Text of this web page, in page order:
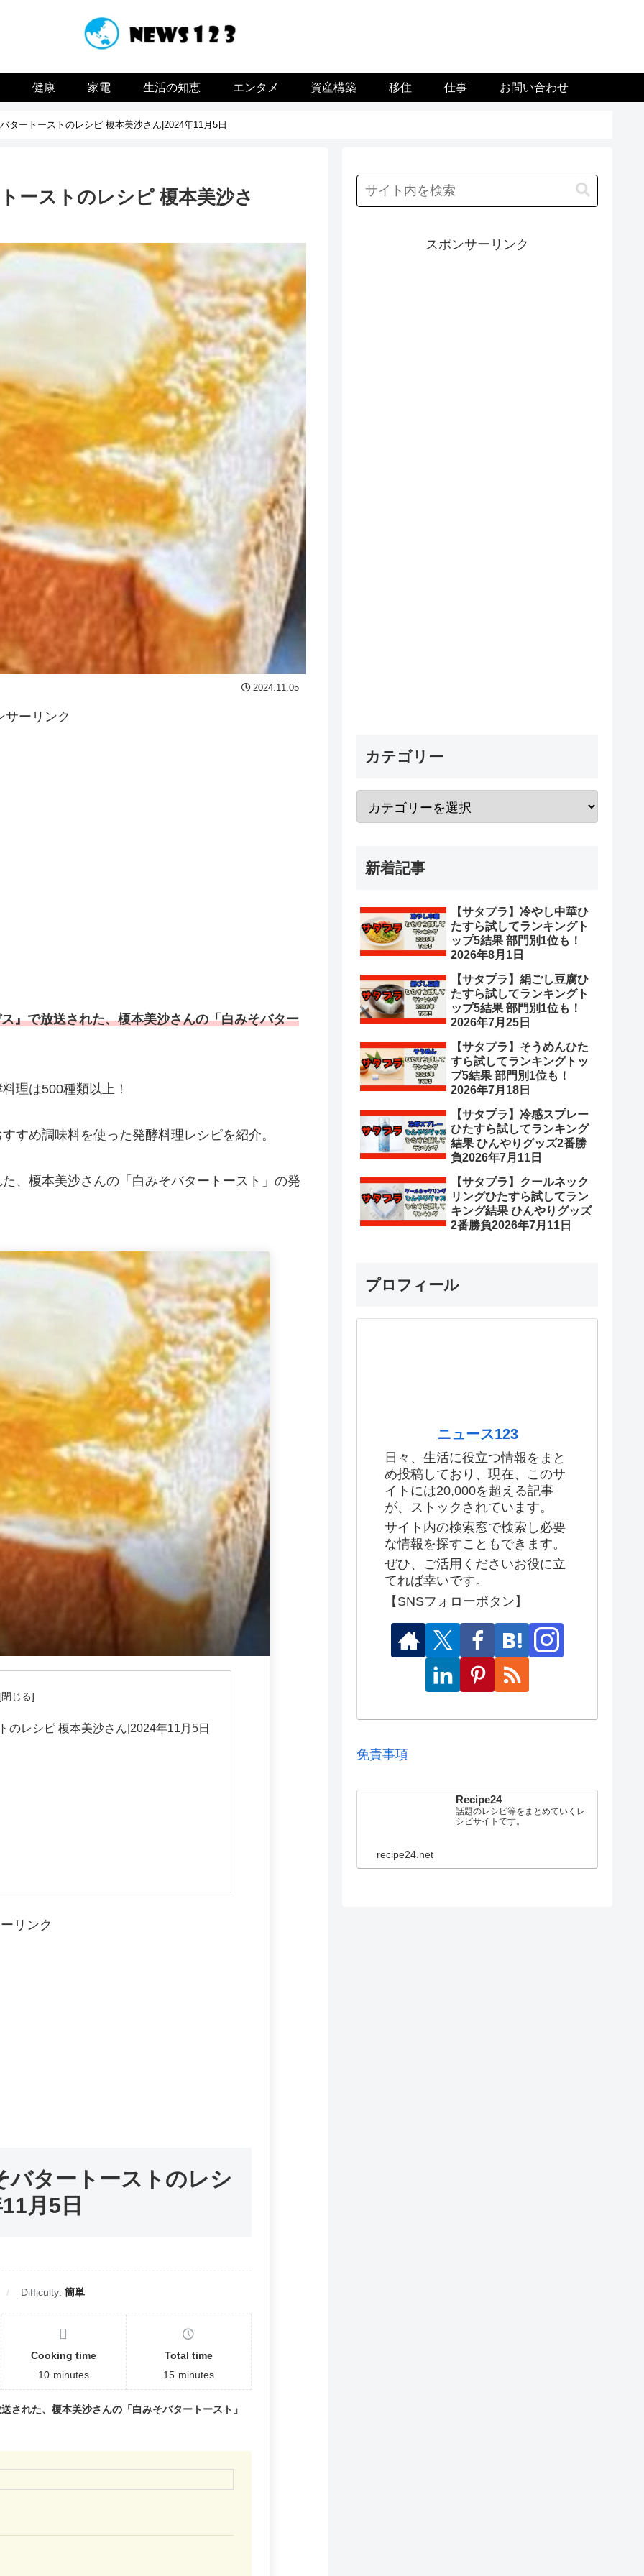
健康 家電 生活の知恵 エンタメ 資産構築 移住 仕事 お問い合わせ
タートーストのレシピ 榎本美沙さん|2024年11月5日
ーストのレシピ 榎本美沙さ
2024.11.05
サーリンク
』で放送された、榎本美沙さんの「白みそバター
理は500種類以上！
すめ調味料を使った発酵料理レシピを紹介。
、榎本美沙さんの「白みそバタートースト」の発
のレシピ 榎本美沙さん|2024年11月5日
リンク
バタートーストのレシ
月5日
Difficulty: 簡単
Cooking time
10 minutes
Total time
15 minutes
された、榎本美沙さんの「白みそバタートースト」
スポンサーリンク
カテゴリー
新着記事
【サタプラ】冷やし中華ひ
たすら試してランキングト
ップ5結果 部門別1位も！
2026年8月1日
【サタプラ】絹ごし豆腐ひ
たすら試してランキングト
ップ5結果 部門別1位も！
2026年7月25日
【サタプラ】そうめんひた
すら試してランキングトッ
プ5結果 部門別1位も！
2026年7月18日
【サタプラ】冷感スプレー
ひたすら試してランキング
結果 ひんやりグッズ2番勝
負2026年7月11日
【サタプラ】クールネック
リングひたすら試してラン
キング結果 ひんやりグッズ
2番勝負2026年7月11日
プロフィール
ニュース123
日々、生活に役立つ情報をまと
め投稿しており、現在、このサ
イトには20,000を超える記事
が、ストックされています。
サイト内の検索窓で検索し必要
な情報を探すこともできます。
ぜひ、ご活用くださいお役に立
てれば幸いです。
【SNSフォローボタン】
免責事項
Recipe24
話題のレシピ等をまとめていくレ
シピサイトです。
recipe24.net